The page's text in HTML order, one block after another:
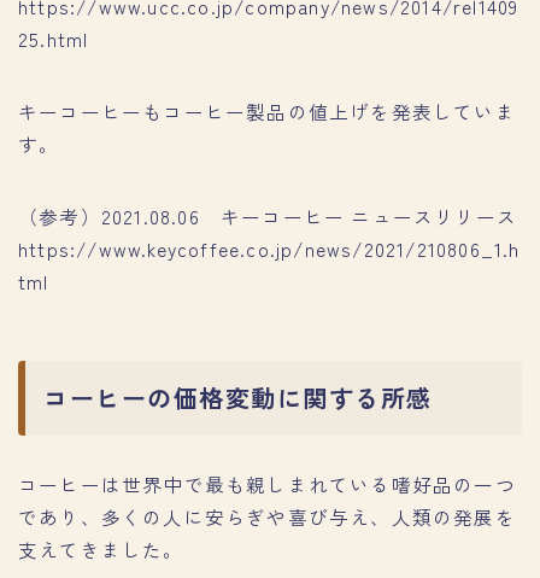
https://www.ucc.co.jp/company/news/2014/rel1409
25.html
キーコーヒーもコーヒー製品の値上げを発表していま
す。
（参考）2021.08.06 キーコーヒー ニュースリリース
https://www.keycoffee.co.jp/news/2021/210806_1.h
tml
コーヒーの価格変動に関する所感
コーヒーは世界中で最も親しまれている嗜好品の一つ
であり、多くの人に安らぎや喜び与え、人類の発展を
支えてきました。